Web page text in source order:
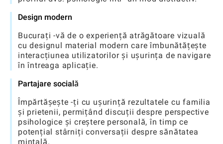
Design modern
Bucurați -vă de o experiență atrăgătoare vizuală
cu designul material modern care îmbunătățește
interacțiunea utilizatorilor și ușurința de navigare
în întreaga aplicație.
Partajare socială
Împărtășește -ți cu ușurință rezultatele cu familia
și prietenii, permițând discuții despre perspective
psihologice și creștere personală, în timp ce
potențial stârniți conversații despre sănătatea
mintală.